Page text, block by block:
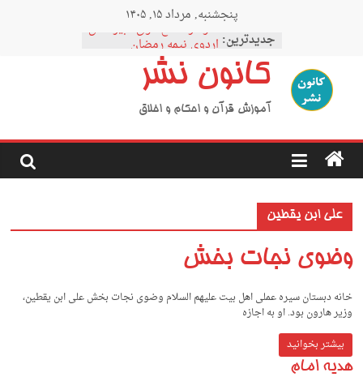
پنجشنبه, مرداد ۱۵, ۱۴۰۵
جدیدترین:
نمودار مقطع فوق دبیرستان
اردوی نیمه رمضان
اردوی نیمه شعبان
اردوی غدیر
کانون نشر
آموزش قرآن و احکام و اخلاق
علی ابن یقطین
وضوی نجات بخش
خانه دبستان سیره عملی اهل بیت علیهم السلام وضوی نجات بخش علی ابن یقطین،
وزیر هارون بود. او به اجازه
بیشتر بخوانید
هدیه امام